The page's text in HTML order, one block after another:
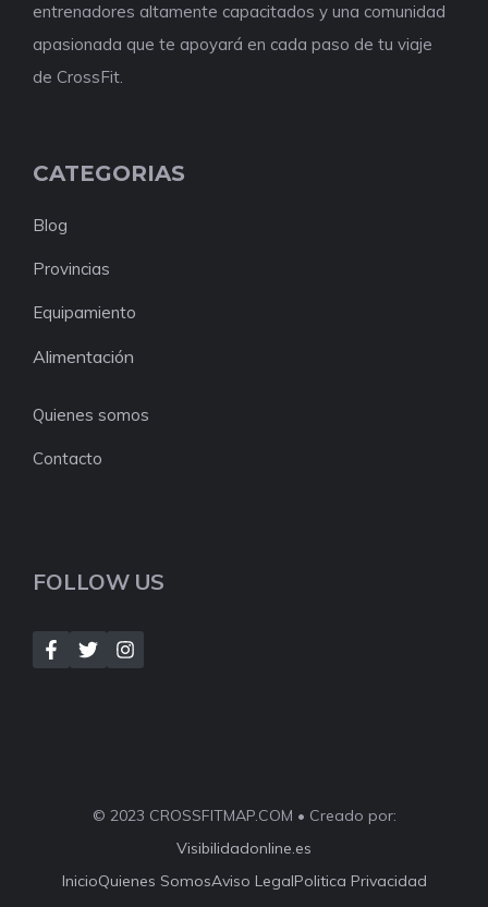
entrenadores altamente capacitados y una comunidad
apasionada que te apoyará en cada paso de tu viaje
de CrossFit.
CATEGORIAS
Blog
Provincias
Equipamiento
Alimentación
Quienes somos
Contacto
FOLLOW US
© 2023 CROSSFITMAP.COM • Creado por:
Visibilidadonline.es
InicioQuienes SomosAviso LegalPolitica Privacidad